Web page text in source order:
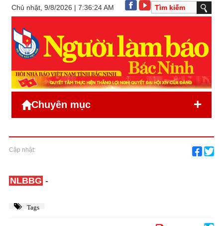
Chủ nhật, 9/8/2026 | 7:36:24 AM
Chuyên mục +
Cập nhật:
NLBBG -
Tags